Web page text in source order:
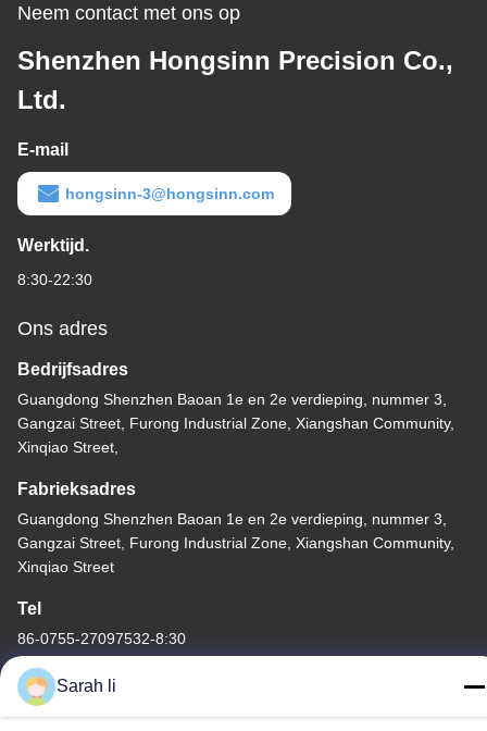
Neem contact met ons op
Shenzhen Hongsinn Precision Co.,
Ltd.
E-mail
hongsinn-3@hongsinn.com
Werktijd.
8:30-22:30
Ons adres
Bedrijfsadres
Guangdong Shenzhen Baoan 1e en 2e verdieping, nummer 3,
Gangzai Street, Furong Industrial Zone, Xiangshan Community,
Xinqiao Street,
Fabrieksadres
Guangdong Shenzhen Baoan 1e en 2e verdieping, nummer 3,
Gangzai Street, Furong Industrial Zone, Xiangshan Community,
Xinqiao Street
Tel
86-0755-27097532-8:30
Sarah li